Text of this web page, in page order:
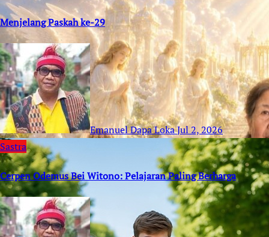
Menjelang Paskah ke-29
Emanuel Dapa LokaJul 2, 2026
Sastra
Cerpen Odemus Bei Witono: Pelajaran Paling Berharga